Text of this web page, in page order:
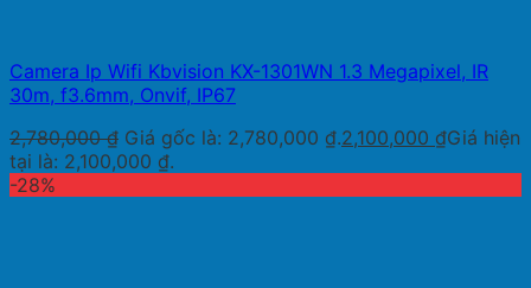
Camera Ip Wifi Kbvision KX-1301WN 1.3 Megapixel, IR
30m, f3.6mm, Onvif, IP67
2,780,000₫ Giá gốc là: 2,780,000 ₫.2,100,000 ₫Giá hiện
tại là: 2,100,000 ₫.
-28%